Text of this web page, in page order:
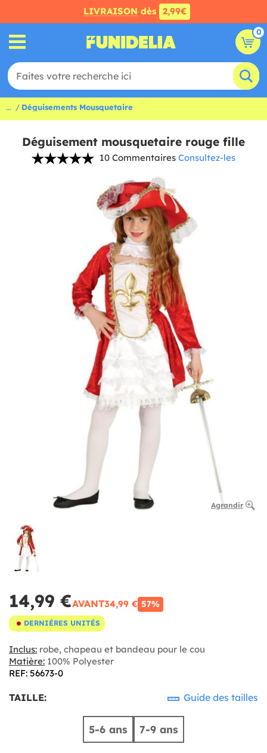
LIVRAISON dès 2,99€
0
... Déguisements Mousquetaire
Déguisement mousquetaire rouge fille
10 Commentaires Consultez-les
Agrandir
14,99 €AVANT34,99 € 57%
DERNIÈRES UNITÉS
Inclus: robe, chapeau et bandeau pour le cou
Matière: 100% Polyester
REF: 56673-0
TAILLE: Guide des tailles
5-6 ans 7-9 ans